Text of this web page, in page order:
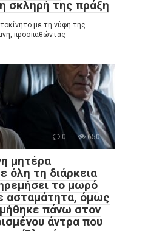
σκληρή της πράξη
με τη νύφη της
προσπαθώντας
0 650
μητέρα
όλη τη διάρκεια
το μωρό
ασταμάτητα, όμως
πάνω στον
άντρα που